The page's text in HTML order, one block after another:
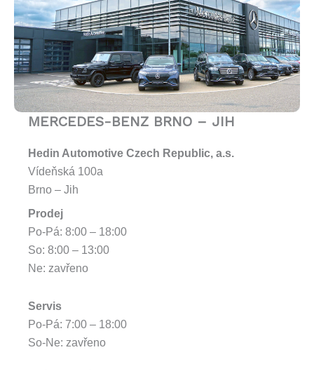
MERCEDES-BENZ BRNO – JIH
Hedin Automotive Czech Republic, a.s.
Vídeňská 100a
Brno – Jih
Prodej
Po-Pá: 8:00 – 18:00
So: 8:00 – 13:00
Ne: zavřeno
Servis
Po-Pá: 7:00 – 18:00
So-Ne: zavřeno